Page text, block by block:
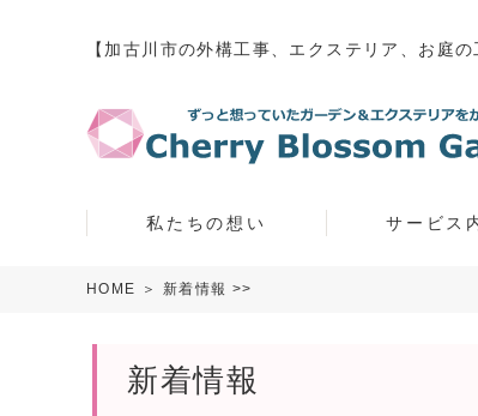
【加古川市の外構工事、エクステリア、お庭
私たちの想い サービス
HOME ＞ 新着情報 >>
新着情報